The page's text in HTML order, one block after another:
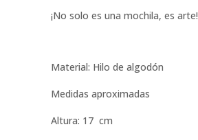
¡No solo es una mochila, es arte!
Material: Hilo de algodón
Medidas aproximadas
Altura: 17 cm